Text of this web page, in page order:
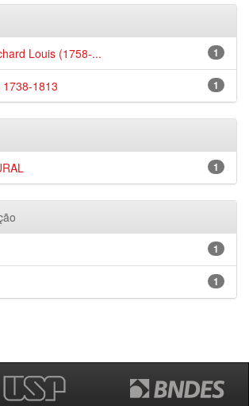
1
Louis (1758-...
1
1813
1
1
1